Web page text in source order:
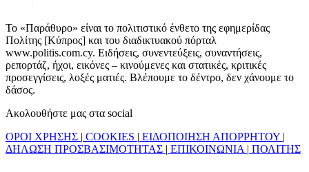
Το «Παράθυρο» είναι το πολιτιστικό ένθετο της εφημερίδας
Πολίτης [Κύπρος] και του διαδικτυακού πόρταλ
www.politis.com.cy. Ειδήσεις, συνεντεύξεις, συναντήσεις,
ρεπορτάζ, ήχοι, εικόνες – κινούμενες και στατικές, κριτικές
προσεγγίσεις, λοξές ματιές. Βλέπουμε το δέντρο, δεν χάνουμε το
δάσος.
Ακολουθήστε μας στα social
ΟΡΟΙ ΧΡΗΣΗΣ | COOKIES | ΕΙΔΟΠΟΙΗΣΗ ΑΠΟΡΡΗΤΟΥ |
ΔΗΛΩΣΗ ΠΡΟΣΒΑΣΙΜΟΤΗΤΑΣ | ΕΠΙΚΟΙΝΩΝΙΑ | ΠΟΛΙΤΗΣ